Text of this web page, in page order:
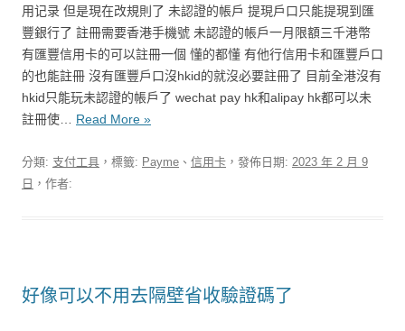
用记录 但是現在改規則了 未認證的帳戶 提現戶口只能提現到匯
豐銀行了 註冊需要香港手機號 未認證的帳戶一月限額三千港幣
有匯豐信用卡的可以註冊一個 懂的都懂 有他行信用卡和匯豐戶口
的也能註冊 沒有匯豐戶口沒hkid的就沒必要註冊了 目前全港沒有
hkid只能玩未認證的帳戶了 wechat pay hk和alipay hk都可以未
註冊使… Read More »
分類: 支付工具 ，標籤: Payme 、 信用卡 ，發佈日期: 2023 年 2 月 9
日 ，作者:
好像可以不用去隔壁省收驗證碼了